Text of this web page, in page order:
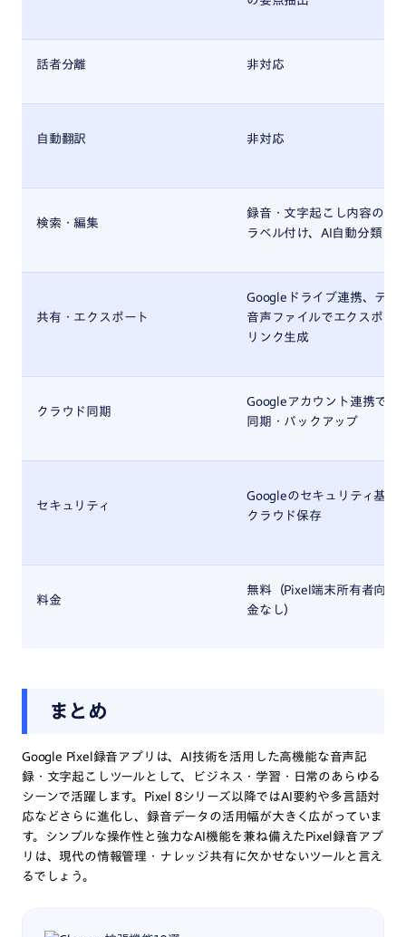
話者分離 非対応
自動翻訳 非対応
検索・編集
録音・文字起こし内容の全
ラベル付け、AI自動分類
共有・エクスポート
Googleドライブ連携、テキ
音声ファイルでエクスポー
リンク生成
クラウド同期
Googleアカウント連携でク
同期・バックアップ
セキュリティ
Googleのセキュリティ基準
クラウド保存
料金
無料（Pixel端末所有者向け
金なし）
まとめ
Google Pixel録音アプリは、AI技術を活用した高機能な音声記
録・文字起こしツールとして、ビジネス・学習・日常のあらゆる
シーンで活躍します。Pixel 8シリーズ以降ではAI要約や多言語対
応などさらに進化し、録音データの活用幅が大きく広がっていま
す。シンプルな操作性と強力なAI機能を兼ね備えたPixel録音アプ
リは、現代の情報管理・ナレッジ共有に欠かせないツールと言え
るでしょう。